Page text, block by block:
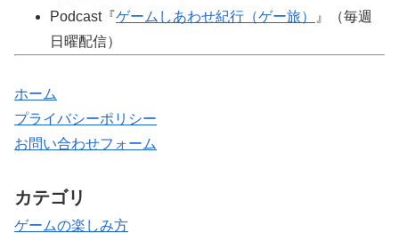
Podcast『ゲームしあわせ紀行（ゲー旅）
』（毎週
日曜配信）
ホーム
プライバシーポリシー
お問い合わせフォーム
カテゴリ
ゲームの楽しみ方